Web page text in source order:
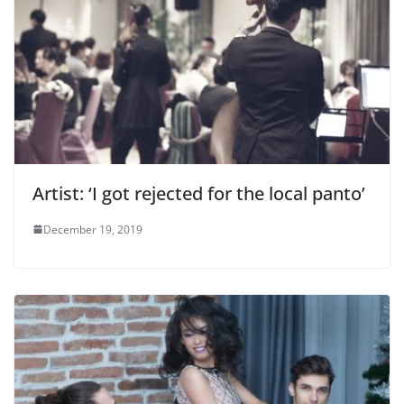
Artist: ‘I got rejected for the local panto’
December 19, 2019